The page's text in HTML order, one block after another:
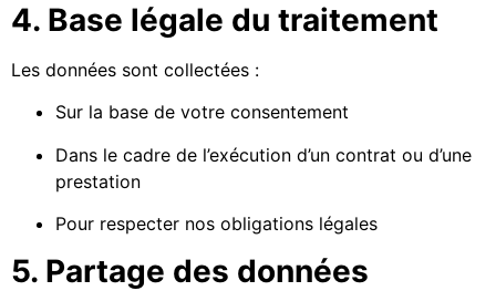
4. Base légale du traitement
Les données sont collectées :
Sur la base de votre consentement
Dans le cadre de l’exécution d’un contrat ou d’une
prestation
Pour respecter nos obligations légales
5. Partage des données